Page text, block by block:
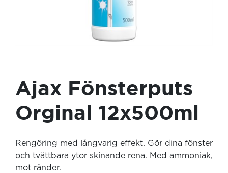
Ajax Fönsterputs
Orginal 12x500ml
Rengöring med långvarig effekt. Gör dina fönster
och tvättbara ytor skinande rena. Med ammoniak,
mot ränder.